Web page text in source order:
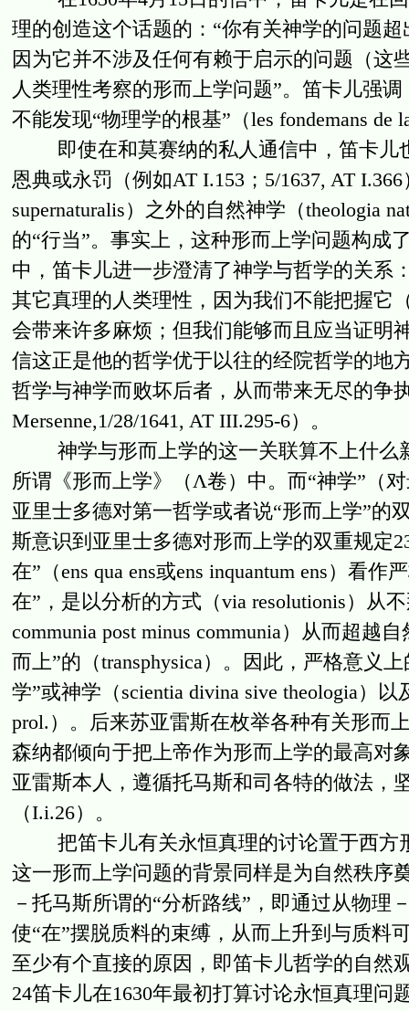
理的创造这个话题的：“你有关神学的问题
因为它并不涉及任何有赖于启示的问题（这
人类理性考察的形而上学问题”。笛卡儿强
不能发现“物理学的根基”（les fondemans de
即使在和莫赛纳的私人通信中，笛卡儿
恩典或永罚（例如AT I.153；5/1637, AT
supernaturalis）之外的自然神学（theologia
的“行当”。事实上，这种形而上学问题构成
中，笛卡儿进一步澄清了神学与哲学的关系
其它真理的人类理性，因为我们不能把握它
会带来许多麻烦；但我们能够而且应当证明
信这正是他的哲学优于以往的经院哲学的地
哲学与神学而败坏后者，从而带来无尽的争
Mersenne,1/28/1641, AT III.295-6）。
神学与形而上学的这一关联算不上什么
所谓《形而上学》（Λ卷）中。而“神学”（
亚里士多德对第一哲学或者说“形而上学”的
斯意识到亚里士多德对形而上学的双重规定
在”（ens qua ens或ens inquantum ens）看
在”，是以分析的方式（via resolutionis）从
communia post minus communia）从而超越
而上”的（transphysica）。因此，严格意义
学”或神学（scientia divina sive theologia）
prol.）。后来苏亚雷斯在枚举各种有关形而
森纳都倾向于把上帝作为形而上学的最高对
亚雷斯本人，遵循托马斯和司各特的做法，
（I.i.26）。
把笛卡儿有关永恒真理的讨论置于西方
这一形而上学问题的背景同样是为自然秩序
－托马斯所谓的“分析路线”，即通过从物理
使“在”摆脱质料的束缚，从而上升到与质料
至少有个直接的原因，即笛卡儿哲学的自然
24笛卡儿在1630年最初打算讨论永恒真理